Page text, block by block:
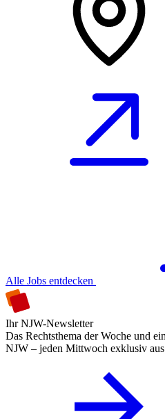
Alle Jobs entdecken
Ihr NJW-Newsletter
Das Rechtsthema der Woche und
NJW – jeden Mittwoch exklusiv